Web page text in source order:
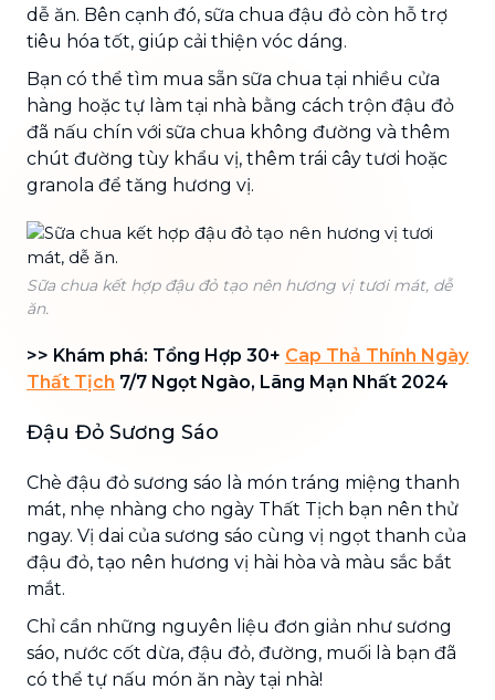
dễ ăn. Bên cạnh đó, sữa chua đậu đỏ còn hỗ trợ
tiêu hóa tốt, giúp cải thiện vóc dáng.
Bạn có thể tìm mua sẵn sữa chua tại nhiều cửa
hàng hoặc tự làm tại nhà bằng cách trộn đậu đỏ
đã nấu chín với sữa chua không đường và thêm
chút đường tùy khẩu vị, thêm trái cây tươi hoặc
granola để tăng hương vị.
Sữa chua kết hợp đậu đỏ tạo nên hương vị tươi mát, dễ
ăn.
>> Khám phá: Tổng Hợp 30+ Cap Thả Thính Ngày
Thất Tịch 7/7 Ngọt Ngào, Lãng Mạn Nhất 2024
Đậu Đỏ Sương Sáo
Chè đậu đỏ sương sáo là món tráng miệng thanh
mát, nhẹ nhàng cho ngày Thất Tịch bạn nên thử
ngay. Vị dai của sương sáo cùng vị ngọt thanh của
đậu đỏ, tạo nên hương vị hài hòa và màu sắc bắt
mắt.
Chỉ cần những nguyên liệu đơn giản như sương
sáo, nước cốt dừa, đậu đỏ, đường, muối là bạn đã
có thể tự nấu món ăn này tại nhà!